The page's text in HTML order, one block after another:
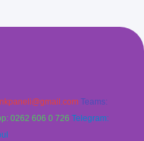
Teams:
0262 606 0 726 Telegram: